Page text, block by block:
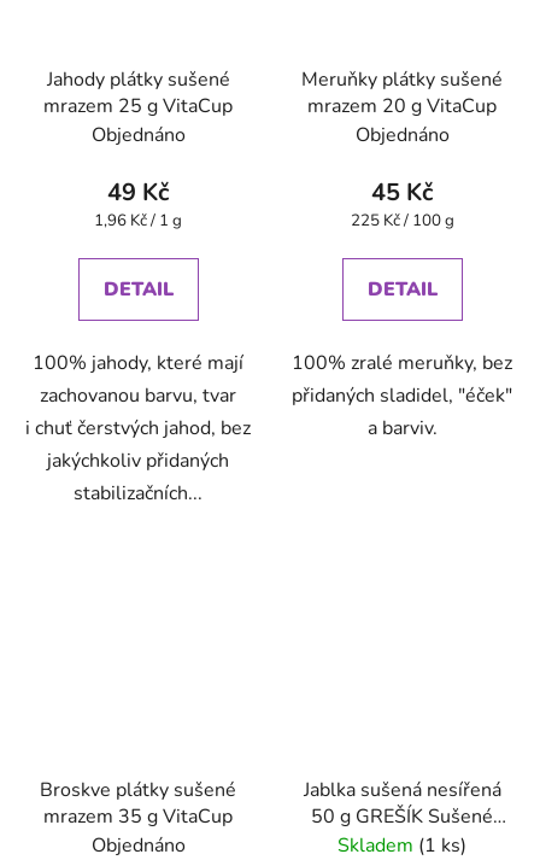
Jahody plátky sušené
mrazem 25 g VitaCup
Objednáno
49 Kč
Měrná
1,96 Kč / 1 g
DETAIL
100% jahody, které mají
zachovanou barvu, tvar
i chuť čerstvých jahod, bez
jakýchkoliv přidaných
stabilizačních...
Meruňky plátky sušené
mrazem 20 g VitaCup
Objednáno
45 Kč
Měrná
225 Kč / 100 g
DETAIL
100% zralé meruňky, bez
přidaných sladidel, "éček"
a barviv.
Broskve plátky sušené
mrazem 35 g VitaCup
Objednáno
Jablka sušená nesířená
50 g GREŠÍK Sušené
ovoce
Skladem (1 ks)